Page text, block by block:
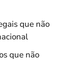
que não
que não